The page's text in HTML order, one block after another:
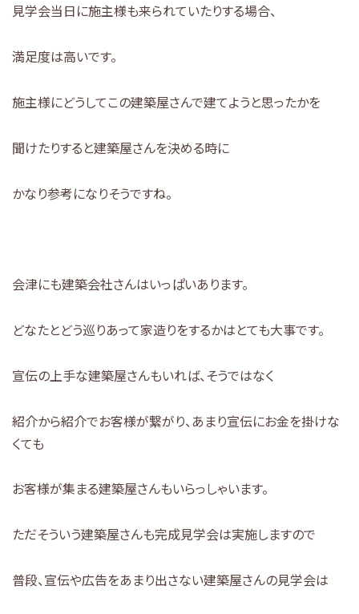
見学会当日に施主様も来られていたりする場合、
満足度は高いです。
施主様にどうしてこの建築屋さんで建てようと思ったかを
聞けたりすると建築屋さんを決める時に
かなり参考になりそうですね。
会津にも建築会社さんはいっぱいあります。
どなたとどう巡りあって家造りをするかはとても大事です。
宣伝の上手な建築屋さんもいれば、そうではなく
紹介から紹介でお客様が繋がり、あまり宣伝にお金を掛けな
くても
お客様が集まる建築屋さんもいらっしゃいます。
ただそういう建築屋さんも完成見学会は実施しますので
普段、宣伝や広告をあまり出さない建築屋さんの見学会は